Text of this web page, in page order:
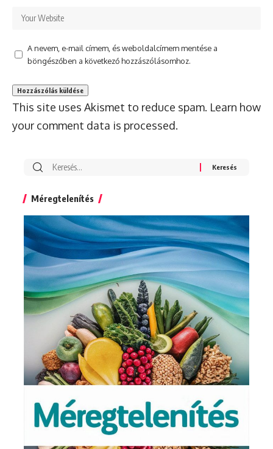
A nevem, e-mail címem, és weboldalcímem mentése a
böngészőben a következő hozzászólásomhoz.
This site uses Akismet to reduce spam. Learn how
your comment data is processed.
Search
Méregtelenítés